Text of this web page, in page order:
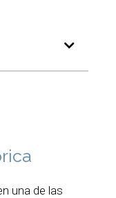
una de las